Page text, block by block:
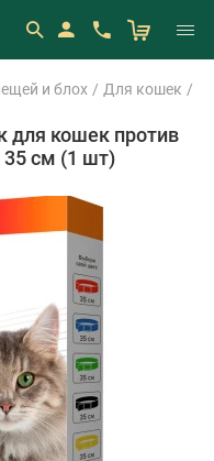
и блох Для кошек
для кошек против
см (1 шт)